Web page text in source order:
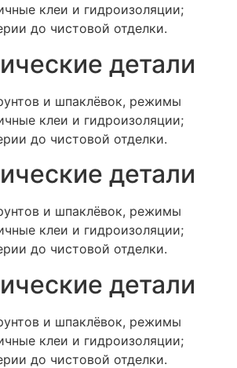
клеи и гидроизоляции;
до чистовой отделки.
детали
и шпаклёвок, режимы
клеи и гидроизоляции;
до чистовой отделки.
детали
и шпаклёвок, режимы
клеи и гидроизоляции;
до чистовой отделки.
детали
и шпаклёвок, режимы
клеи и гидроизоляции;
до чистовой отделки.